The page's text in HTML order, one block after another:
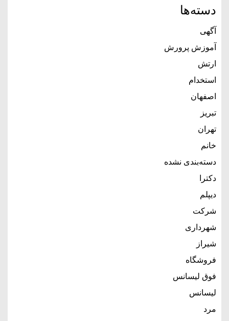
دسته‌ها
آگهی
آموزش پرورش
ارتش
استخدام
اصفهان
تبریز
تهران
خانم
دسته‌بندی نشده
دکترا
دیپلم
شرکت
شهرداری
شیراز
فروشگاه
فوق لیسانس
لیسانس
مرد